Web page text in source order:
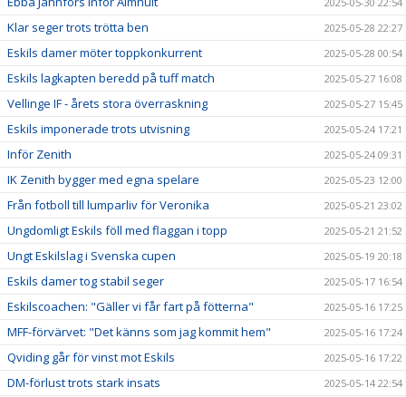
Klar seger trots trötta ben 2025-05-28 22:27
Eskils damer möter toppkonkurrent 2025-05-28 00:54
Eskils lagkapten beredd på tuff match 2025-05-27 16:08
Vellinge IF - årets stora överraskning 2025-05-27 15:45
Eskils imponerade trots utvisning 2025-05-24 17:21
Inför Zenith 2025-05-24 09:31
IK Zenith bygger med egna spelare 2025-05-23 12:00
Från fotboll till lumparliv för Veronika 2025-05-21 23:02
Ungdomligt Eskils föll med flaggan i topp 2025-05-21 21:52
Ungt Eskilslag i Svenska cupen 2025-05-19 20:18
Eskils damer tog stabil seger 2025-05-17 16:54
Eskilscoachen: "Gäller vi får fart på fötterna" 2025-05-16 17:25
MFF-förvärvet: "Det känns som jag kommit hem" 2025-05-16 17:24
Qviding går för vinst mot Eskils 2025-05-16 17:22
DM-förlust trots stark insats 2025-05-14 22:54